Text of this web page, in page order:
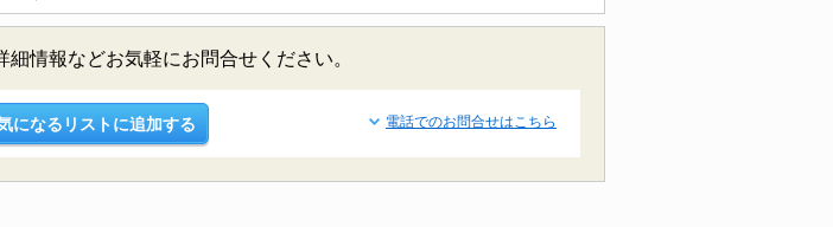
情報などお気軽にお問合せください。
になるリストに追加する 電話でのお問合せはこちら